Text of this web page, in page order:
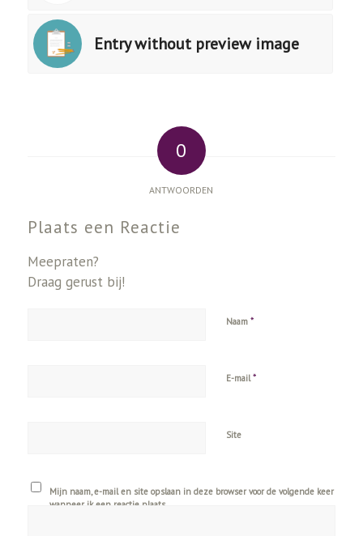
Entry without preview image
0
ANTWOORDEN
Plaats een Reactie
Meepraten?
Draag gerust bij!
Naam *
E-mail*
Site
Mijn naam, e-mail en site opslaan in deze browser voor de volgende keer
wanneer ik een reactie plaats.